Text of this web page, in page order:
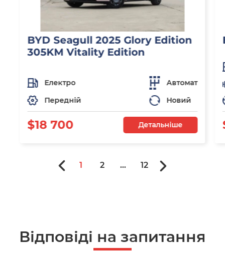
BYD Seagull 2025 Glory Edition
305KM Vitality Edition
Електро
Автомат
Передній
Новий
$18 700 Детальніше
1 2 ... 12
Відповіді на запитання